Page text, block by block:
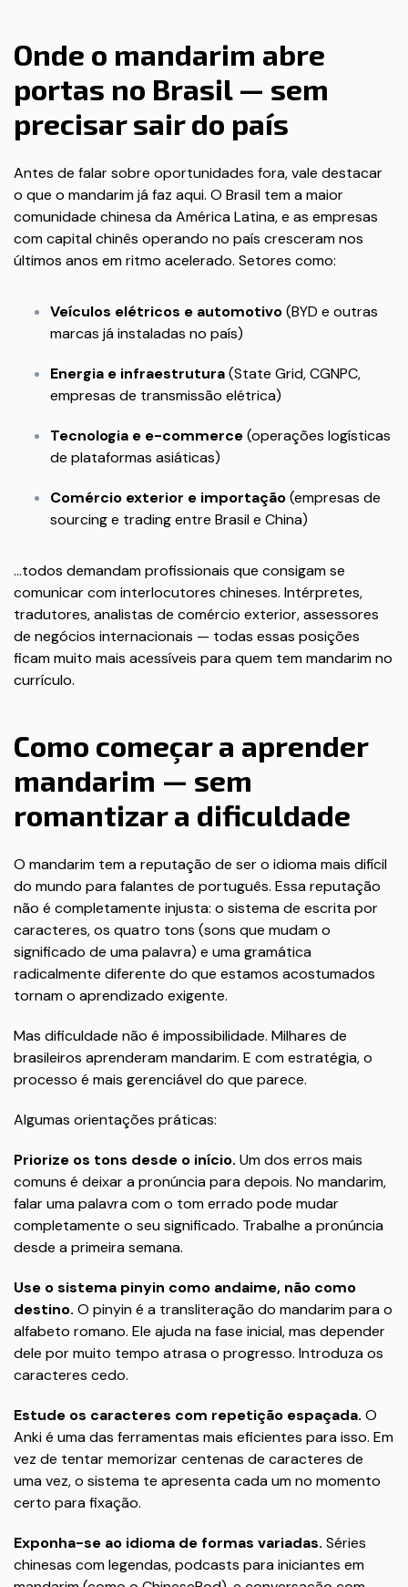
Onde o mandarim abre
portas no Brasil — sem
precisar sair do país
Antes de falar sobre oportunidades fora, vale destacar
o que o mandarim já faz aqui. O Brasil tem a maior
comunidade chinesa da América Latina, e as empresas
com capital chinês operando no país cresceram nos
últimos anos em ritmo acelerado. Setores como:
Veículos elétricos e automotivo(BYD e outras
marcas já instaladas no país)
Energia e infraestrutura(State Grid, CGNPC,
empresas de transmissão elétrica)
Tecnologia e e-commerce(operações logísticas
de plataformas asiáticas)
Comércio exterior e importação(empresas de
sourcing e trading entre Brasil e China)
...todos demandam profissionais que consigam se
comunicar com interlocutores chineses. Intérpretes,
tradutores, analistas de comércio exterior, assessores
de negócios internacionais — todas essas posições
ficam muito mais acessíveis para quem tem mandarim no
currículo.
Como começar a aprender
mandarim — sem
romantizar a dificuldade
O mandarim tem a reputação de ser o idioma mais difícil
do mundo para falantes de português. Essa reputação
não é completamente injusta: o sistema de escrita por
caracteres, os quatro tons (sons que mudam o
significado de uma palavra) e uma gramática
radicalmente diferente do que estamos acostumados
tornam o aprendizado exigente.
Mas dificuldade não é impossibilidade. Milhares de
brasileiros aprenderam mandarim. E com estratégia, o
processo é mais gerenciável do que parece.
Algumas orientações práticas:
Priorize os tons desde o início. Um dos erros mais
comuns é deixar a pronúncia para depois. No mandarim,
falar uma palavra com o tom errado pode mudar
completamente o seu significado. Trabalhe a pronúncia
desde a primeira semana.
Use o sistema pinyin como andaime, não como
destino. O pinyin é a transliteração do mandarim para o
alfabeto romano. Ele ajuda na fase inicial, mas depender
dele por muito tempo atrasa o progresso. Introduza os
caracteres cedo.
Estude os caracteres com repetição espaçada. O
Anki é uma das ferramentas mais eficientes para isso. Em
vez de tentar memorizar centenas de caracteres de
uma vez, o sistema te apresenta cada um no momento
certo para fixação.
Exponha-se ao idioma de formas variadas. Séries
chinesas com legendas, podcasts para iniciantes em